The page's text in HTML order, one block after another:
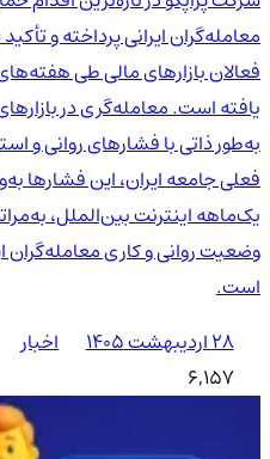
معامله‌گران ایرانی پرداخته و
فعالان بازارهای مالی طی
یافته است. معامله‌گری در
به‌طور ذاتی با فشارهای روانی و
فعلی جامعه ایران، این فشارها
یک‌ماهه اینترنت بین‌الملل،
وضعیت روانی و کاری معامله‌گران
است.
۲۸ اردیبهشت ۱۴۰۵
اخبار
6,157